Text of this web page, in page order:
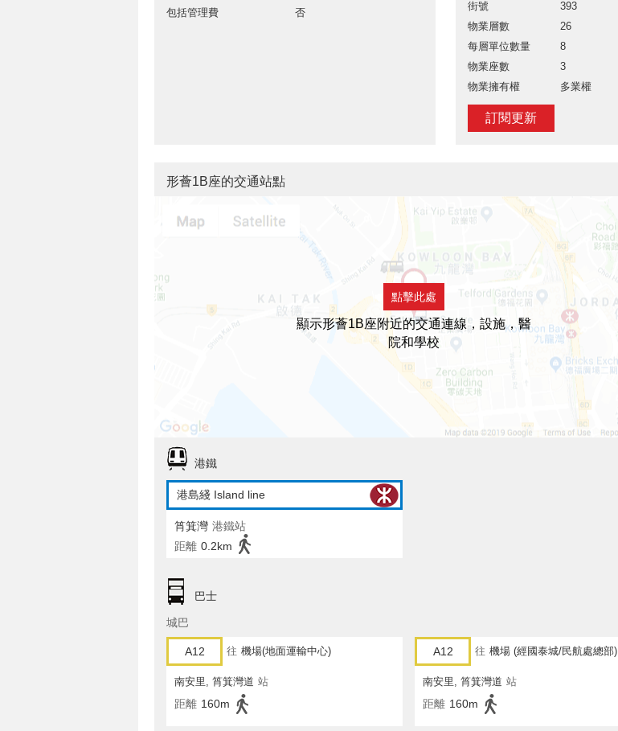
包括管理費
否
街號
393
物業層數
26
每層單位數量
8
物業座數
3
物業擁有權
多業權
訂閱更新
形薈1B座的交通站點
點擊此處
顯示形薈1B座附近的交通連線，設施，醫
院和學校
港鐵
港島綫 Island line
筲箕灣 港鐵站
距離 0.2km
巴士
城巴
A12 往 機場(地面運輸中心)
南安里, 筲箕灣道 站
距離 160m
A12 往 機場 (經國泰城/民航處總部)
南安里, 筲箕灣道 站
距離 160m